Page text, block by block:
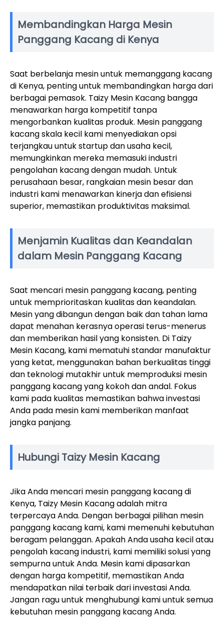
Membandingkan Harga Mesin
Panggang Kacang di Kenya
Saat berbelanja mesin untuk memanggang kacang
di Kenya, penting untuk membandingkan harga dari
berbagai pemasok. Taizy Mesin Kacang bangga
menawarkan harga kompetitif tanpa
mengorbankan kualitas produk. Mesin panggang
kacang skala kecil kami menyediakan opsi
terjangkau untuk startup dan usaha kecil,
memungkinkan mereka memasuki industri
pengolahan kacang dengan mudah. Untuk
perusahaan besar, rangkaian mesin besar dan
industri kami menawarkan kinerja dan efisiensi
superior, memastikan produktivitas maksimal.
Menjamin Kualitas dan Keandalan
dalam Mesin Panggang Kacang
Saat mencari mesin panggang kacang, penting
untuk memprioritaskan kualitas dan keandalan.
Mesin yang dibangun dengan baik dan tahan lama
dapat menahan kerasnya operasi terus-menerus
dan memberikan hasil yang konsisten. Di Taizy
Mesin Kacang, kami mematuhi standar manufaktur
yang ketat, menggunakan bahan berkualitas tinggi
dan teknologi mutakhir untuk memproduksi mesin
panggang kacang yang kokoh dan andal. Fokus
kami pada kualitas memastikan bahwa investasi
Anda pada mesin kami memberikan manfaat
jangka panjang.
Hubungi Taizy Mesin Kacang
Jika Anda mencari mesin panggang kacang di
Kenya, Taizy Mesin Kacang adalah mitra
terpercaya Anda. Dengan berbagai pilihan mesin
panggang kacang kami, kami memenuhi kebutuhan
beragam pelanggan. Apakah Anda usaha kecil atau
pengolah kacang industri, kami memiliki solusi yang
sempurna untuk Anda. Mesin kami dipasarkan
dengan harga kompetitif, memastikan Anda
mendapatkan nilai terbaik dari investasi Anda.
Jangan ragu untuk menghubungi kami untuk semua
kebutuhan mesin panggang kacang Anda.